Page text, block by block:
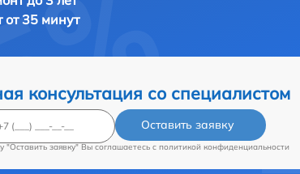
35 минут
консультация со специалистом
Оставить заявку
"Оставить заявку" Вы соглашаетесь c политикой конфиденциальности